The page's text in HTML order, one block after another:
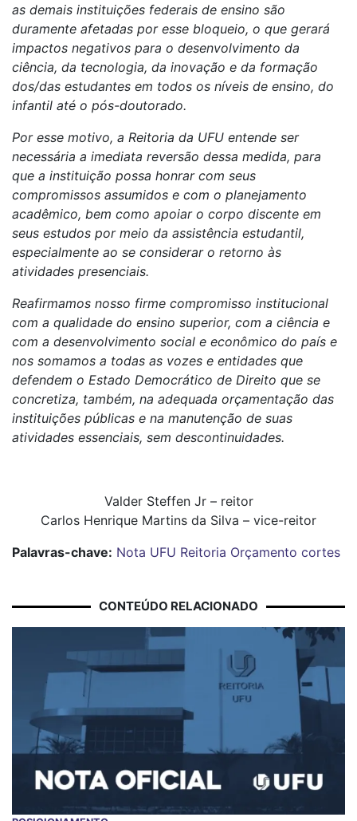
as demais instituições federais de ensino são
duramente afetadas por esse bloqueio, o que gerará
impactos negativos para o desenvolvimento da
ciência, da tecnologia, da inovação e da formação
dos/das estudantes em todos os níveis de ensino, do
infantil até o pós-doutorado.
Por esse motivo, a Reitoria da UFU entende ser
necessária a imediata reversão dessa medida, para
que a instituição possa honrar com seus
compromissos assumidos e com o planejamento
acadêmico, bem como apoiar o corpo discente em
seus estudos por meio da assistência estudantil,
especialmente ao se considerar o retorno às
atividades presenciais.
Reafirmamos nosso firme compromisso institucional
com a qualidade do ensino superior, com a ciência e
com a desenvolvimento social e econômico do país e
nos somamos a todas as vozes e entidades que
defendem o Estado Democrático de Direito que se
concretiza, também, na adequada orçamentação das
instituições públicas e na manutenção de suas
atividades essenciais, sem descontinuidades.
Valder Steffen Jr – reitor
Carlos Henrique Martins da Silva – vice-reitor
Palavras-chave: Nota UFU Reitoria Orçamento cortes
CONTEÚDO RELACIONADO